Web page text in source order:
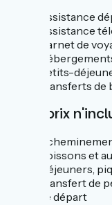
Assistance
Assistance
Carnet de
Petits-
Transferts de
Le prix
Boissons et
Déjeuners,
Transfert de
de départ